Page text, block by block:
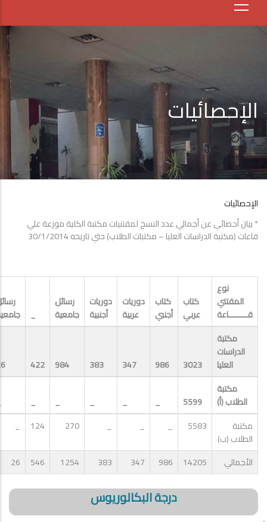
الإحصائيات
الإحصائيات
* بيان أحصائي عن أجمالي عدد النسخ لمقتنيات مكتبة الكلية موزعة علي
قاعات (مكتبة الدراسات العليا – مكتبات الطلاب) حتي تاريخه 30/1/2014
نوع
المقتني
قــــــــاعة
كتاب
عربي
كتاب
أجنبي
دوريات
عربية
دوريات
أجنبية
رسائل
جامعية
_
مكتبة
الدراسات
العليا
3023
986
347
383
984
422
مكتبة
الطلاب (أ)
5599
_
_
_
_
_
مكتبة
الطلاب (ب)
5583
_
_
_
270
124
_
الأجمالي 14205
986
347
383
1254
546
26
درجة البكالوريوس